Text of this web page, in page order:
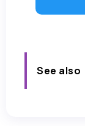
See also